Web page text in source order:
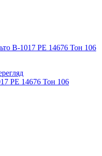
PE 14676 Тон 106